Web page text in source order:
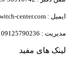
ایمیل : info@switch-center.com
مدیریت : 09125790236
لینک های مفید